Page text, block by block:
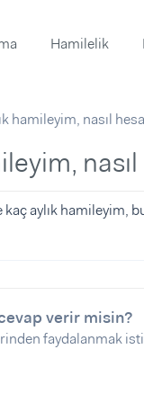
Hamilelik
hamileyim, nasıl
aylık hamileyim,
verir misin?
faydalanmak